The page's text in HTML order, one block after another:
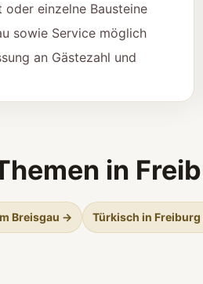
oder einzelne Bausteine
sowie Service möglich
an Gästezahl und
in
Breisgau → Türkisch in